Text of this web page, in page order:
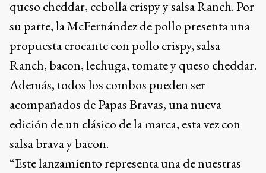
queso cheddar, cebolla crispy y salsa Ranch. Por
su parte, la McFernández de pollo presenta una
propuesta crocante con pollo crispy, salsa
Ranch, bacon, lechuga, tomate y queso cheddar.
Además, todos los combos pueden ser
acompañados de Papas Bravas, una nueva
edición de un clásico de la marca, esta vez con
salsa brava y bacon.
“Este lanzamiento representa una de nuestras